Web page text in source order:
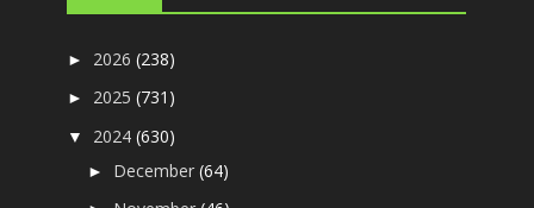
► 2026(238)
► 2025(731)
▼ 2024(630)
► December(64)